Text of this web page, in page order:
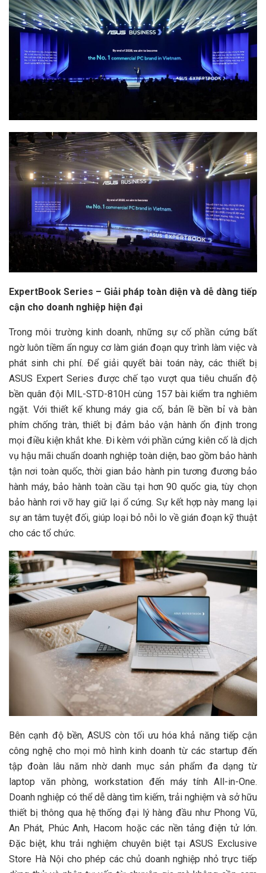
ExpertBook Series – Giải pháp toàn diện và dễ dàng tiếp
cận cho doanh nghiệp hiện đại
Trong môi trường kinh doanh, những sự cố phần cứng bất
ngờ luôn tiềm ẩn nguy cơ làm gián đoạn quy trình làm việc và
phát sinh chi phí. Để giải quyết bài toán này, các thiết bị
ASUS Expert Series được chế tạo vượt qua tiêu chuẩn độ
bền quân đội MIL-STD-810H cùng 157 bài kiểm tra nghiêm
ngặt. Với thiết kế khung máy gia cố, bản lề bền bỉ và bàn
phím chống tràn, thiết bị đảm bảo vận hành ổn định trong
mọi điều kiện khắt khe. Đi kèm với phần cứng kiên cố là dịch
vụ hậu mãi chuẩn doanh nghiệp toàn diện, bao gồm bảo hành
tận nơi toàn quốc, thời gian bảo hành pin tương đương bảo
hành máy, bảo hành toàn cầu tại hơn 90 quốc gia, tùy chọn
bảo hành rơi vỡ hay giữ lại ổ cứng. Sự kết hợp này mang lại
sự an tâm tuyệt đối, giúp loại bỏ nỗi lo về gián đoạn kỹ thuật
cho các tổ chức.
Bên cạnh độ bền, ASUS còn tối ưu hóa khả năng tiếp cận
công nghệ cho mọi mô hình kinh doanh từ các startup đến
tập đoàn lâu năm nhờ danh mục sản phẩm đa dạng từ
laptop văn phòng, workstation đến máy tính All-in-One.
Doanh nghiệp có thể dễ dàng tìm kiếm, trải nghiệm và sở hữu
thiết bị thông qua hệ thống đại lý hàng đầu như Phong Vũ,
An Phát, Phúc Anh, Hacom hoặc các nền tảng điện tử lớn.
Đặc biệt, khu trải nghiệm chuyên biệt tại ASUS Exclusive
Store Hà Nội cho phép các chủ doanh nghiệp nhỏ trực tiếp